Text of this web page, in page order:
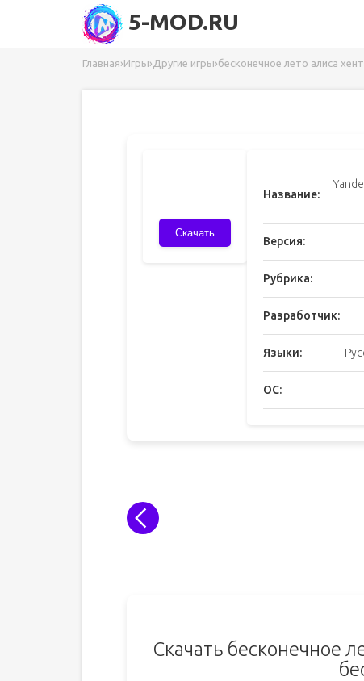
5-MOD.RU
Главная›Игры› Другие игры›бесконечное лето алиса
Скачать
Название:
Версия:
Рубрика:
Разработчик:
Языки:
ОС:
Скачать бесконечное